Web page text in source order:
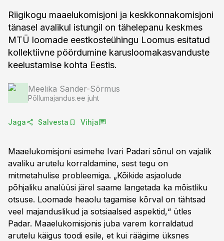
Riigikogu maaelukomisjoni ja keskkonnakomisjoni
tänasel avalikul istungil on tähelepanu keskmes
MTÜ loomade eestkosteühingu Loomus esitatud
kollektiivne pöördumine karusloomakasvanduste
keelustamise kohta Eestis.
Meelika Sander-Sõrmus
Põllumajandus.ee juht
Jaga Salvesta Vihja
Maaelukomisjoni esimehe Ivari Padari sõnul on vajalik
avaliku arutelu korraldamine, sest tegu on
mitmetahulise probleemiga. „Kõikide asjaolude
põhjaliku analüüsi järel saame langetada ka mõistliku
otsuse. Loomade heaolu tagamise kõrval on tähtsad
veel majanduslikud ja sotsiaalsed aspektid,“ ütles
Padar. Maaelukomisjonis juba varem korraldatud
arutelu käigus toodi esile, et kui räägime üksnes